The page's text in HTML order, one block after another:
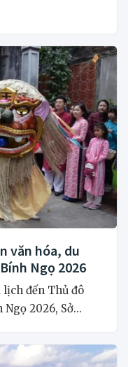
văn hóa, du
Ngọ 2026
đến Thủ đô
2026, Sở...